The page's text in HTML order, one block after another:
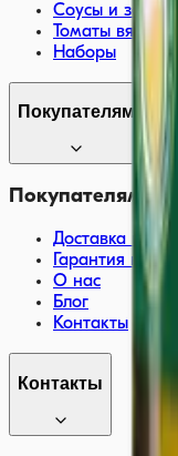
Соусы и
Томаты вяленые
Наборы
Покупателям
Покупателям
Доставка и
Гарантия
О нас
Блог
Контакты
Контакты